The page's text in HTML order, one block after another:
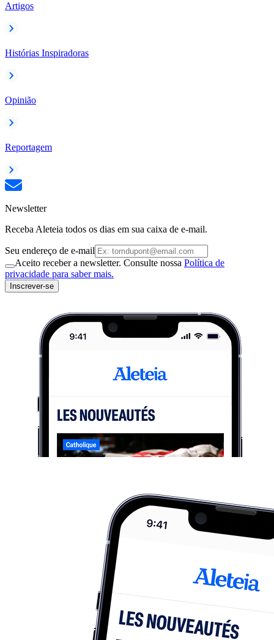
Artigos
Histórias Inspiradoras
Opinião
Reportagem
Newsletter
Receba Aleteia todos os dias em sua caixa de e-mail.
Seu endereço de e-mail
Aceito receber a newsletter. Consulte nossa Política de
privacidade para saber mais.
Inscrever-se